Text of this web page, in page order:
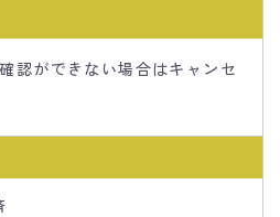
認ができない場合はキャンセ